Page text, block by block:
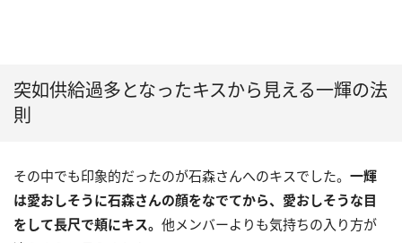
突如供給過多となったキスから見える一輝の法
則
その中でも印象的だったのが石森さんへのキスでした。 一輝
は愛おしそうに石森さんの顔をなでてから、愛おしそうな目
をして長尺で頬にキス。 他メンバーよりも気持ちの入り方が